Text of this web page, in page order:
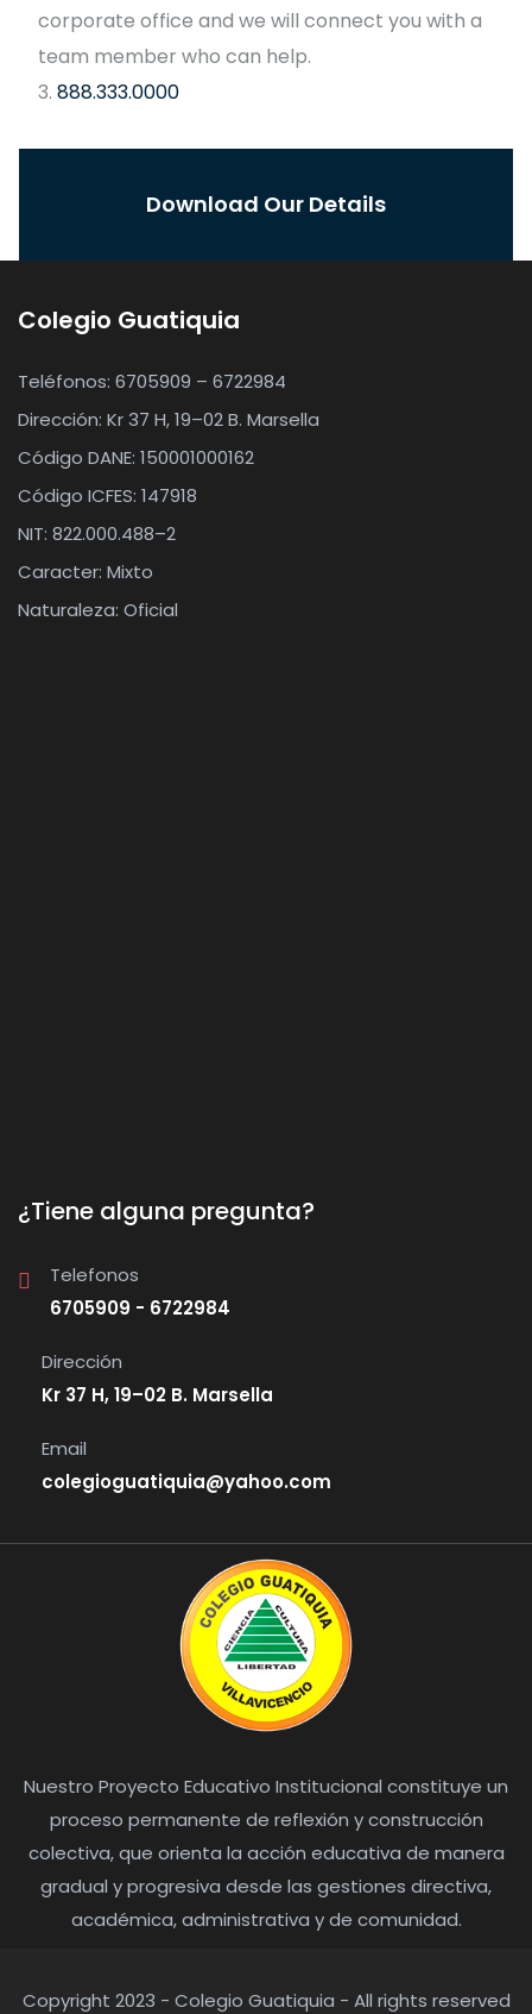
corporate office and we will connect you with a
team member who can help.
888.333.0000
Download Our Details
Colegio Guatiquia
Teléfonos: 6705909 – 6722984
Dirección: Kr 37 H, 19–02 B. Marsella
Código DANE: 150001000162
Código ICFES: 147918
NIT: 822.000.488–2
Caracter: Mixto
Naturaleza: Oficial
¿Tiene alguna pregunta?
Telefonos
6705909 - 6722984
Dirección
Kr 37 H, 19–02 B. Marsella
Email
colegioguatiquia@yahoo.com
Nuestro Proyecto Educativo Institucional constituye un
proceso permanente de reflexión y construcción
colectiva, que orienta la acción educativa de manera
gradual y progresiva desde las gestiones directiva,
académica, administrativa y de comunidad.
Copyright 2023 - Colegio Guatiquia - All rights reserved